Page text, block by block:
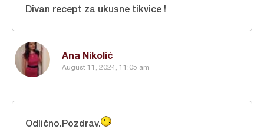
Ana Nikolić
August 11, 2024, 11:05 am
Divan recept za ukusne tikvice !
Odlično.Pozdrav.